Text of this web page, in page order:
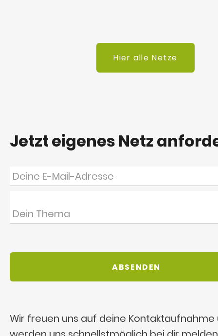
Hier alle Netze
Jetzt eigenes Netz
Wir freuen uns auf deine Kontaktaufnahme